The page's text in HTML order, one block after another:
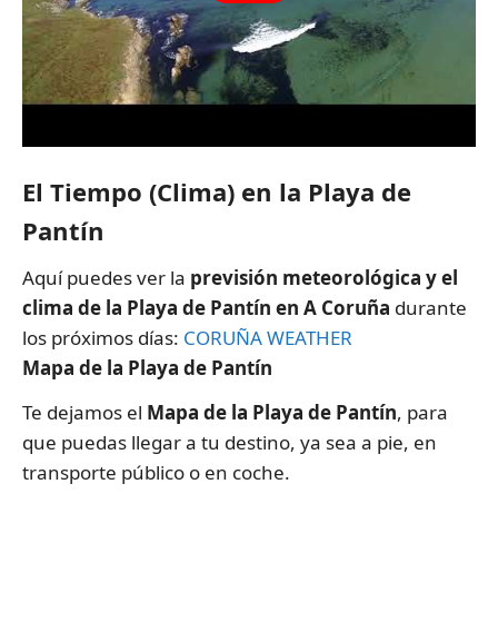
El Tiempo (Clima) en la Playa de
Pantín
Aquí puedes ver la previsión meteorológica y el
clima de la Playa de Pantín en A Coruña durante
los próximos días: CORUÑA WEATHER
Mapa de la Playa de Pantín
Te dejamos el Mapa de la Playa de Pantín, para
que puedas llegar a tu destino, ya sea a pie, en
transporte público o en coche.